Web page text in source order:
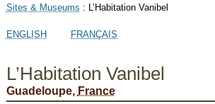
Sites & Museums : L’Habitation Vanibel
ENGLISH FRANÇAIS
L’Habitation Vanibel
Guadeloupe, France